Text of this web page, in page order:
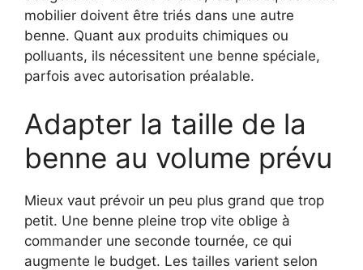
mobilier doivent être triés dans une autre
benne. Quant aux produits chimiques ou
polluants, ils nécessitent une benne spéciale,
parfois avec autorisation préalable.
Adapter la taille de la
benne au volume prévu
Mieux vaut prévoir un peu plus grand que trop
petit. Une benne pleine trop vite oblige à
commander une seconde tournée, ce qui
augmente le budget. Les tailles varient selon